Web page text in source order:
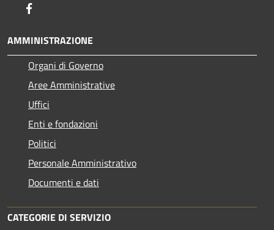
AMMINISTRAZIONE
Organi di Governo
Aree Amministrative
Uffici
Enti e fondazioni
Politici
Personale Amministrativo
Documenti e dati
CATEGORIE DI SERVIZIO